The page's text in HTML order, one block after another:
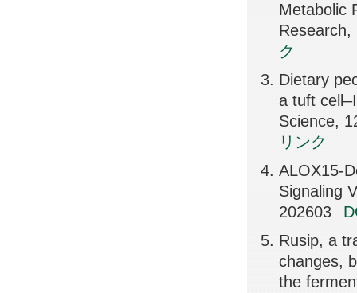
Metabolic
Research,
ク
Dietary
a tuft
Science,
リンク
ALOX15-
Signaling
202603
Rusip, a
changes,
the